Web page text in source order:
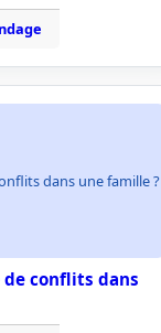
dans une famille ?
de conflits dans